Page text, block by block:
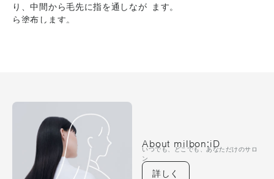
り、中間から毛先に指を通しなが
ら塗布します。
ます。
About milbon:iD
いつでも、どこでも、あなただけのサロ
ン
詳しく